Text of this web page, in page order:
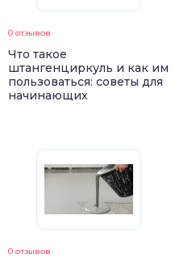
0 отзывов
Что такое
штангенциркуль и как им
пользоваться: советы для
начинающих
0 отзывов